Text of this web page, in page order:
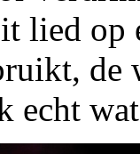
lied op
echt